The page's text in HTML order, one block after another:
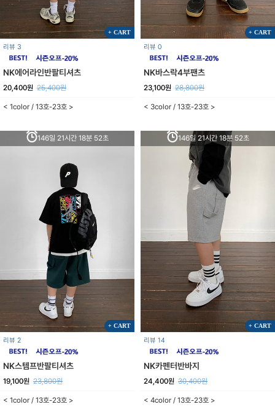
+ CART
리뷰 3
NK에어라인반팔티셔츠
20,400원 25,400원
< 1color / 13호-23호 >
+ CART
리뷰 0
NK바스락4부팬츠
23,100원 28,800원
< 3color / 13호-23호 >
146일 21시간 18분 52초
+ CART
리뷰 2
NK스템프반팔티셔츠
19,100원 23,800원
< 1color / 13호-23호 >
146일 21시간 18분 52초
+ CART
리뷰 14
NK카펜터반바지
24,400원 30,400원
< 4color / 13호-23호 >